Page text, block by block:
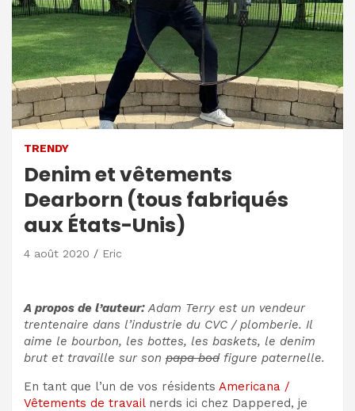
TRENDY
Denim et vêtements
Dearborn (tous fabriqués
aux États-Unis)
4 août 2020 Eric
A propos de l’auteur:Adam Terry est un vendeur
trentenaire dans l’industrie du CVC / plomberie. Il
aime le bourbon, les bottes, les baskets, le denim
brut et travaille sur son papa bodfigure paternelle.
En tant que l’un de vos résidents Americana /
Vêtements de travailnerds ici chez Dappered, je